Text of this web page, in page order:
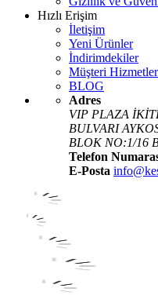
Hızlı Erişim
İletişim
Yeni Ürünler
İndirimdekiler
Müşteri
BLOG
Adres
VIP PLAZA
BULVARI
BLOK NO:1/16
Telefon
E-Posta